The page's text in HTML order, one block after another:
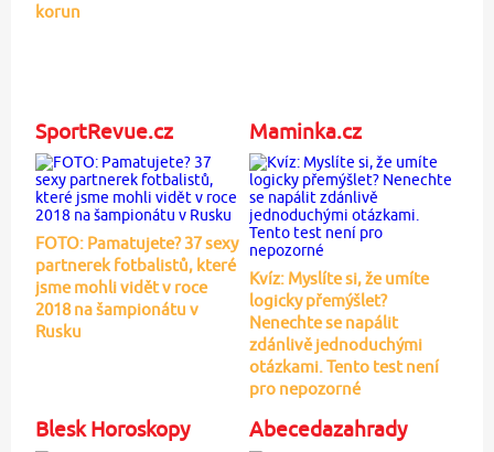
korun
SportRevue.cz
FOTO: Pamatujete? 37 sexy
partnerek fotbalistů, které
jsme mohli vidět v roce
2018 na šampionátu v
Rusku
Maminka.cz
Kvíz: Myslíte si, že umíte
logicky přemýšlet?
Nenechte se napálit
zdánlivě jednoduchými
otázkami. Tento test není
pro nepozorné
Blesk Horoskopy Abecedazahrady